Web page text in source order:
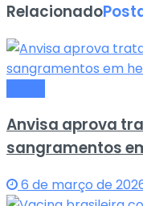
Relacionado
Anvisa aprova
sangramentos
6 de março de